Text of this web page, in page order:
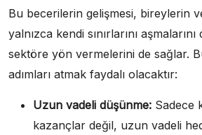
Bu becerilerin gelişmesi, bireylerin
yalnızca kendi sınırlarını
sektöre yön vermelerini de sağlar.
adımları atmak faydalı olacaktır:
Uzun vadeli düşünme: Sadece
kazançlar değil, uzun vadeli